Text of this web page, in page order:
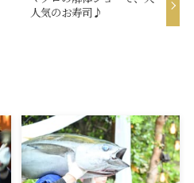
人気のお寿司♪